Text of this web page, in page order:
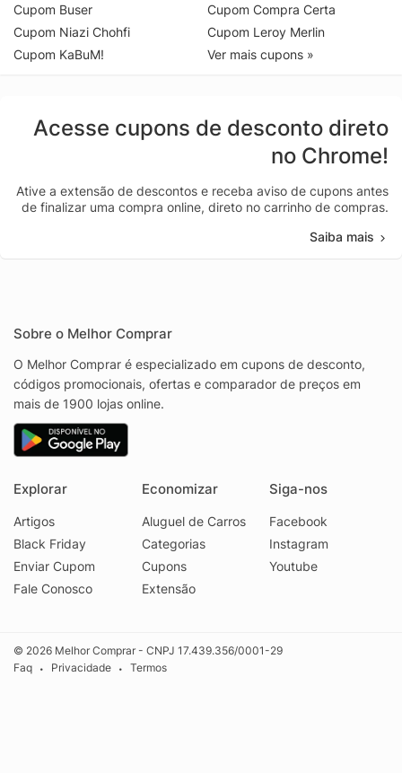
Cupom Buser
Cupom Niazi Chohfi
Cupom KaBuM!
Cupom Compra Certa
Cupom Leroy Merlin
Ver mais cupons »
Acesse cupons de desconto direto
no Chrome!
Ative a extensão de descontos e receba aviso de cupons antes
de finalizar uma compra online, direto no carrinho de compras.
Saiba mais
Sobre o Melhor Comprar
O Melhor Comprar é especializado em cupons de desconto,
códigos promocionais, ofertas e comparador de preços em
mais de 1900 lojas online.
Explorar
Artigos
Black Friday
Enviar Cupom
Fale Conosco
Economizar
Aluguel de Carros
Categorias
Cupons
Extensão
Siga-nos
Facebook
Instagram
Youtube
© 2026 Melhor Comprar - CNPJ 17.439.356/0001-29
Faq
• Privacidade • Termos